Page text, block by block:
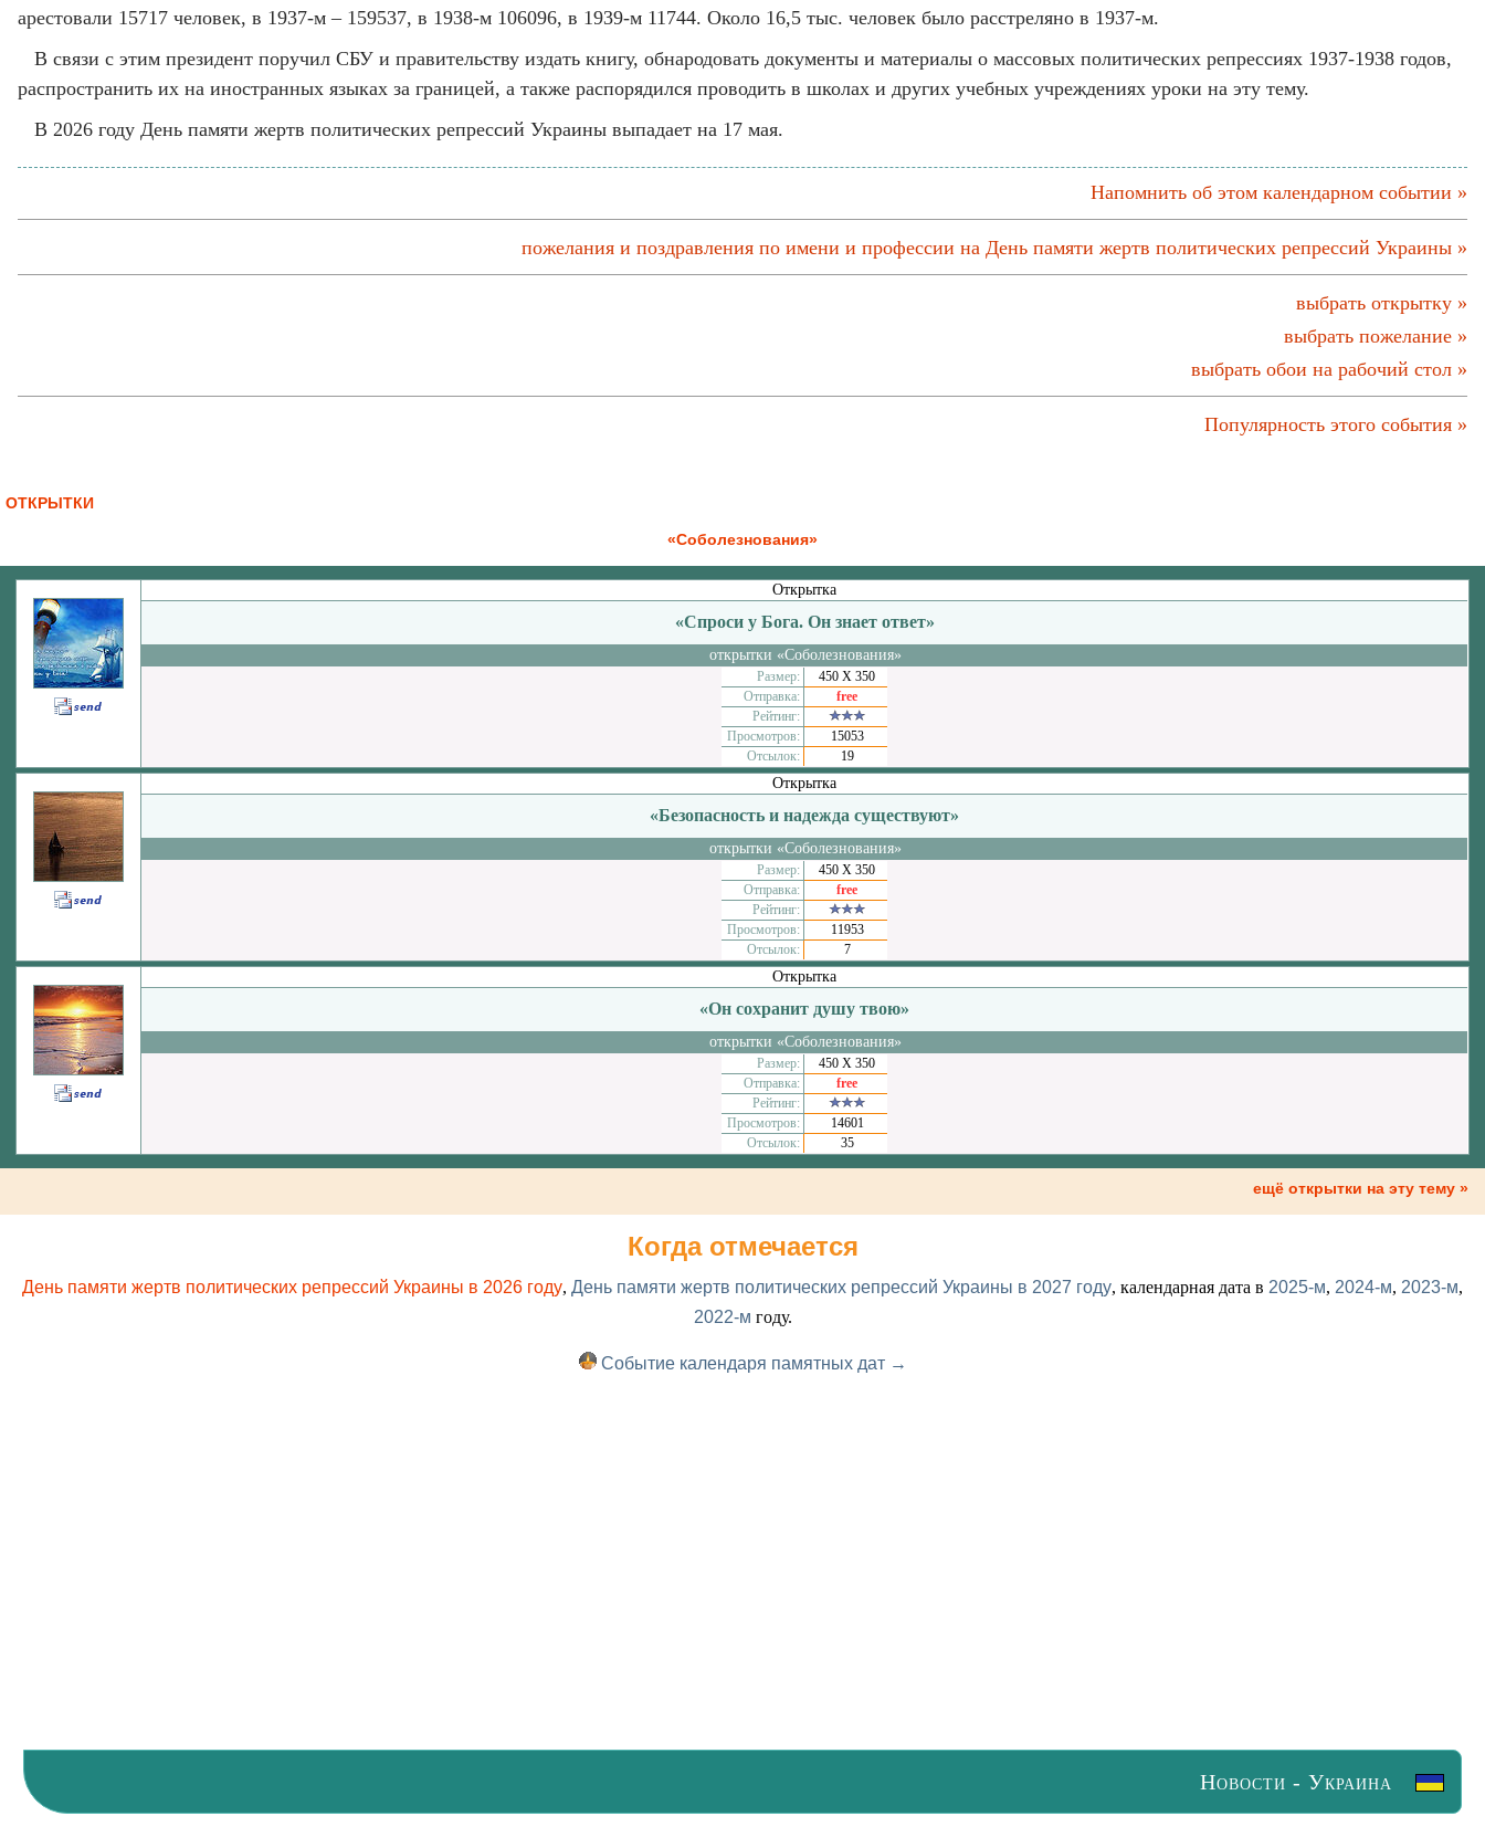
арестовали 15717 человек, в 1937-м – 159537, в 1938-м 106096, в 1939-м 11744. Около 16,5 тыс. человек было расстреляно в 1937-м.
В связи с этим президент поручил СБУ и правительству издать книгу, обнародовать документы и материалы о массовых политических репрессиях 1937-1938 годов,
распространить их на иностранных языках за границей, а также распорядился проводить в школах и других учебных учреждениях уроки на эту тему.
В 2026 году День памяти жертв политических репрессий Украины выпадает на 17 мая.
Напомнить об этом календарном событии »
пожелания и поздравления по имени и профессии на День памяти жертв политических репрессий Украины »
выбрать открытку »
выбрать пожелание »
выбрать обои на рабочий стол »
Популярность этого события »
ОТКРЫТКИ
«Соболезнования»
Открытка
«Спроси у Бога. Он знает ответ»
открытки «Соболезнования»
Размер:
450 Х 350
Отправка:
free
Рейтинг:
Просмотров:
15053
Отсылок:
19
Открытка
«Безопасность и надежда существуют»
открытки «Соболезнования»
Размер:
450 Х 350
Отправка:
free
Рейтинг:
Просмотров:
11953
Отсылок:
7
Открытка
«Он сохранит душу твою»
открытки «Соболезнования»
Размер:
450 Х 350
Отправка:
free
Рейтинг:
Просмотров:
14601
Отсылок:
35
ещё открытки на эту тему »
Когда отмечается
День памяти жертв политических репрессий Украины в 2026 году, День памяти жертв политических репрессий Украины в 2027 году, календарная дата в 2025-м, 2024-м, 2023-м,
2022-м году.
Событие календаря памятных дат →
Новости - Украина